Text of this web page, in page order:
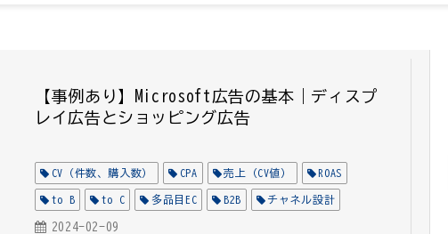
【事例あり】Microsoft広告の基本｜ディスプ
レイ広告とショッピング広告
CV（件数、購入数） CPA 売上（CV値） ROAS
to B to C 多品目EC B2B チャネル設計
ターゲット設計
2024-02-09